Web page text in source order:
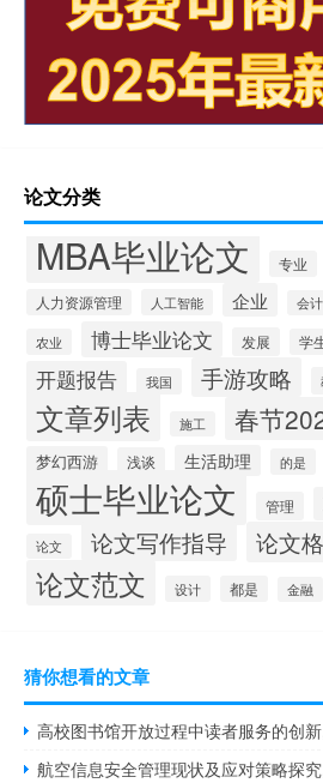
论文分类
MBA毕业论文 专业
人力资源管理
人工智能 企业 会计
农业 博士毕业论文 发展 学
开题报告 我国 手游攻略
文章列表 施工 春节
梦幻西游 浅谈 生活助理 的是
硕士毕业论文 管理
论文 论文写作指导 论文
论文范文 设计 都是 金融
猜你想看的文章
航空信息安全管理现状及应对策略探